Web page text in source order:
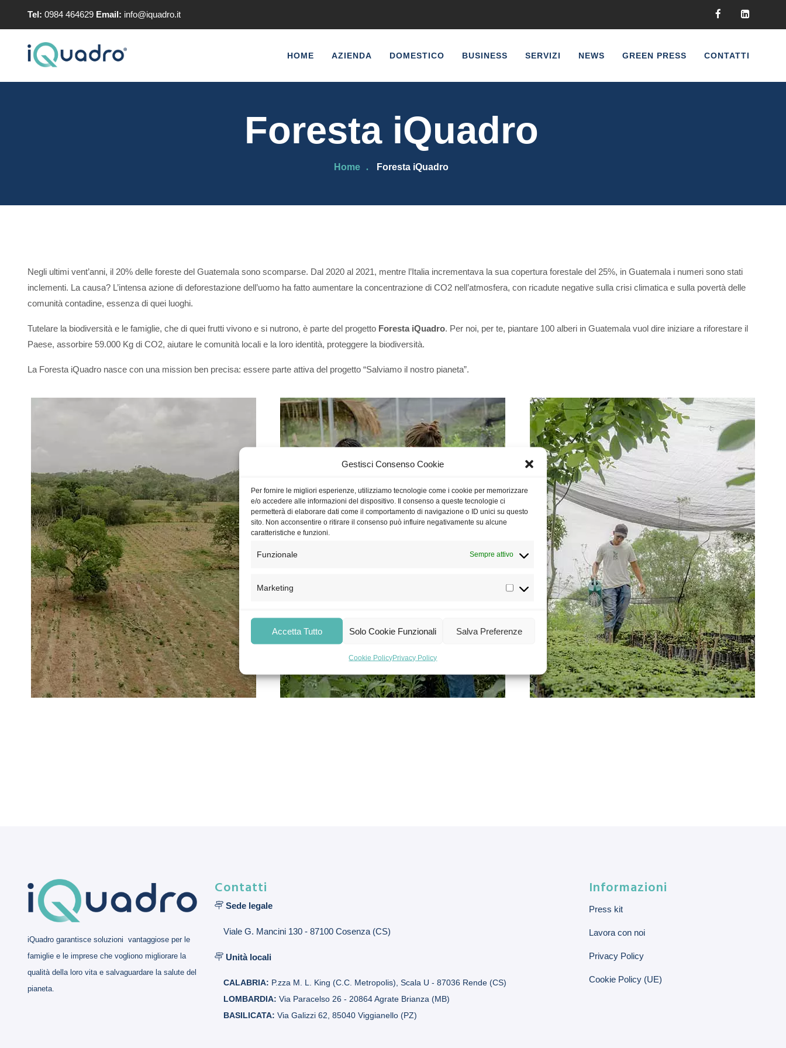
Gestisci Consenso Cookie
Per fornire le migliori esperienze, utilizziamo tecnologie come i cookie per memorizzare
e/o accedere alle informazioni del dispositivo. Il consenso a queste tecnologie ci
permetterà di elaborare dati come il comportamento di navigazione o ID unici su questo
sito. Non acconsentire o ritirare il consenso può influire negativamente su alcune
caratteristiche e funzioni.
Funzionale Sempre attivo
Marketing
Accetta Tutto Solo Cookie Funzionali Salva Preferenze
Cookie PolicyPrivacy Policy
Tel: 0984 464629 Email: info@iquadro.it
HOME AZIENDA DOMESTICO BUSINESS SERVIZI NEWS GREEN PRESS CONTATTI
Foresta iQuadro
Home Foresta iQuadro
Negli ultimi vent’anni, il 20% delle foreste del Guatemala sono scomparse. Dal 2020 al 2021, mentre l’Italia incrementava la sua copertura forestale del 25%, in Guatemala i numeri sono stati
inclementi. La causa? L’intensa azione di deforestazione dell’uomo ha fatto aumentare la concentrazione di CO2 nell’atmosfera, con ricadute negative sulla crisi climatica e sulla povertà delle
comunità contadine, essenza di quei luoghi.
Tutelare la biodiversità e le famiglie, che di quei frutti vivono e si nutrono, è parte del progetto Foresta iQuadro. Per noi, per te, piantare 100 alberi in Guatemala vuol dire iniziare a riforestare il
Paese, assorbire 59.000 Kg di CO2, aiutare le comunità locali e la loro identità, proteggere la biodiversità.
La Foresta iQuadro nasce con una mission ben precisa: essere parte attiva del progetto “Salviamo il nostro pianeta”.
iQuadro garantisce soluzioni vantaggiose per le
famiglie e le imprese che vogliono migliorare la
qualità della loro vita e salvaguardare la salute del
pianeta.
Contatti
Sede legale
Viale G. Mancini 130 - 87100 Cosenza (CS)
Unità locali
CALABRIA: P.zza M. L. King (C.C. Metropolis), Scala U - 87036 Rende (CS)
LOMBARDIA: Via Paracelso 26 - 20864 Agrate Brianza (MB)
BASILICATA: Via Galizzi 62, 85040 Viggianello (PZ)
Informazioni
Press kit
Lavora con noi
Privacy Policy
Cookie Policy (UE)